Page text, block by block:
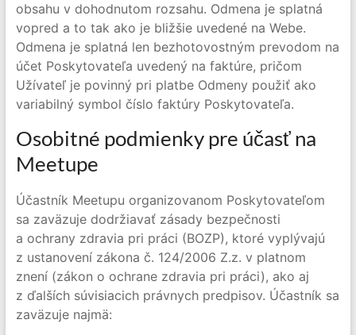
obsahu v dohodnutom rozsahu. Odmena je splatná
vopred a to tak ako je bližšie uvedené na Webe.
Odmena je splatná len bezhotovostným prevodom na
účet Poskytovateľa uvedený na faktúre, pričom
Užívateľ je povinný pri platbe Odmeny použiť ako
variabilný symbol číslo faktúry Poskytovateľa.
Osobitné podmienky pre účasť na
Meetupe
Účastník Meetupu organizovanom Poskytovateľom
sa zaväzuje dodržiavať zásady bezpečnosti
a ochrany zdravia pri práci (BOZP), ktoré vyplývajú
z ustanovení zákona č. 124/2006 Z.z. v platnom
znení (zákon o ochrane zdravia pri práci), ako aj
z ďalších súvisiacich právnych predpisov. Účastník sa
zaväzuje najmä: